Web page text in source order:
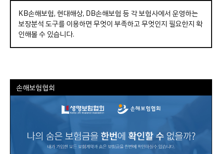
KB손해보험, 현대해상, DB손해보험 등 각 보험사에서 운영하는
보장분석 도구를 이용하면 무엇이 부족하고 무엇인지 필요한지 확
인해볼 수 있습니다.
손해보험협회